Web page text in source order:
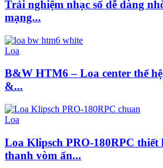
Trải nghiệm nhạc số dễ dàng
mạng...
Loa
B&W HTM6 – Loa center thế
&...
Loa
Loa Klipsch PRO-180RPC thiết
thanh vòm ấn...